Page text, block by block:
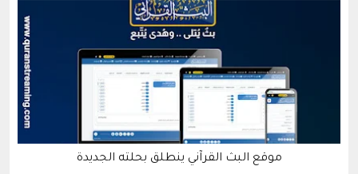
موقع البث القرآني ينطلق بحلته الجديدة